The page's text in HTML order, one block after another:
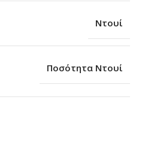
Ντουί
Ποσότητα Ντουί